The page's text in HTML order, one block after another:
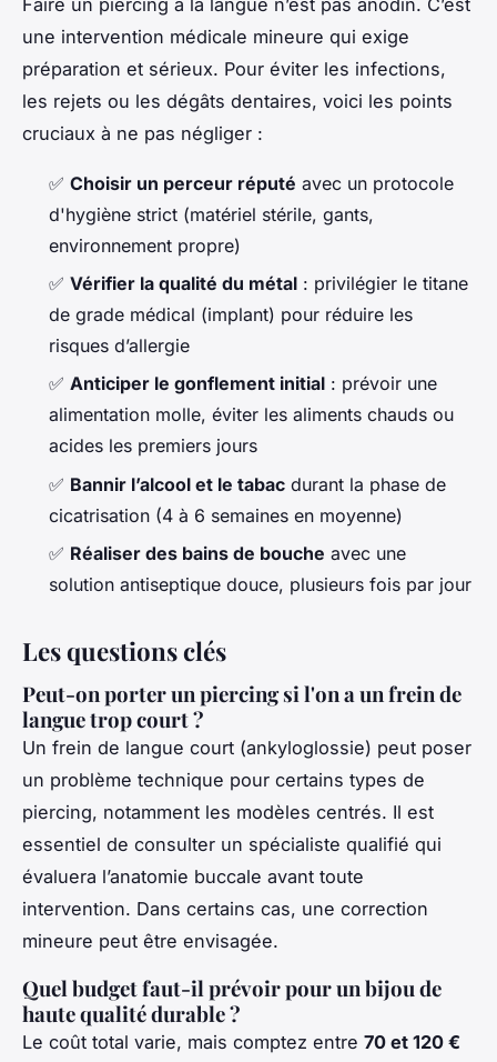
une intervention médicale mineure qui exige
préparation et sérieux. Pour éviter les infections,
les rejets ou les dégâts dentaires, voici les points
cruciaux à ne pas négliger :
✅ Choisir un perceur réputé avec un protocole
d'hygiène strict (matériel stérile, gants,
environnement propre)
✅ Vérifier la qualité du métal : privilégier le titane
de grade médical (implant) pour réduire les
risques d’allergie
✅ Anticiper le gonflement initial : prévoir une
alimentation molle, éviter les aliments chauds ou
acides les premiers jours
✅ Bannir l’alcool et le tabac durant la phase de
cicatrisation (4 à 6 semaines en moyenne)
✅ Réaliser des bains de bouche avec une
solution antiseptique douce, plusieurs fois par jour
Les questions clés
Peut-on porter un piercing si l'on a un frein de
langue trop court ?
Un frein de langue court (ankyloglossie) peut poser
un problème technique pour certains types de
piercing, notamment les modèles centrés. Il est
essentiel de consulter un spécialiste qualifié qui
évaluera l’anatomie buccale avant toute
intervention. Dans certains cas, une correction
mineure peut être envisagée.
Quel budget faut-il prévoir pour un bijou de
haute qualité durable ?
Le coût total varie, mais comptez entre 70 et 120 €